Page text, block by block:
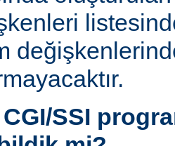
SSI